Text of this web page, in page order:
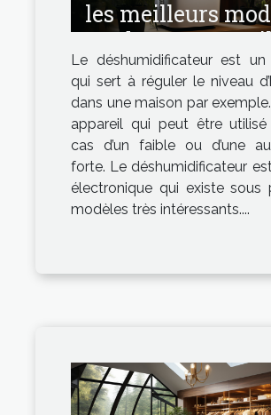
les meilleurs
de cet
Le déshumidificateur est un
qui sert à réguler le niveau
dans une maison par exemple.
appareil qui peut être
cas d’un faible ou d’une
forte. Le déshumidificateur
électronique qui existe sous
modèles très intéressants....